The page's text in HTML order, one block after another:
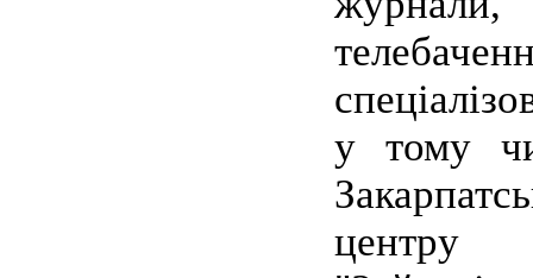
у тому
центру